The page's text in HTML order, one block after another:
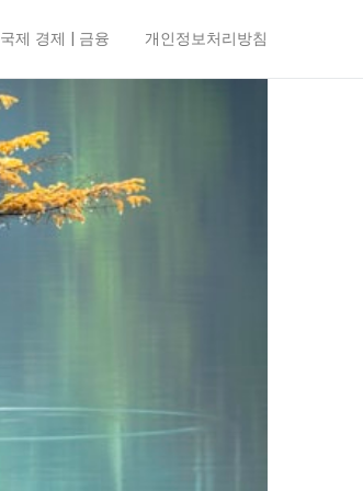
국제 경제 | 금융 개인정보처리방침